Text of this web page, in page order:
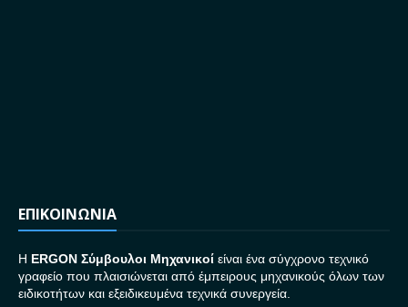
ΕΠΙΚΟΙΝΩΝΙΑ
H ERGON Σύμβουλοι Μηχανικοί είναι ένα σύγχρονο τεχνικό
γραφείο που πλαισιώνεται από έμπειρους μηχανικούς όλων των
ειδικοτήτων και εξειδικευμένα τεχνικά συνεργεία.